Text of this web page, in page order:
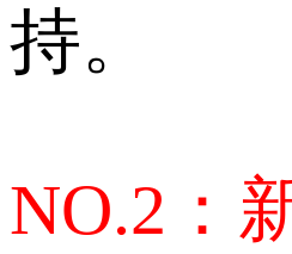
持。
NO.2：